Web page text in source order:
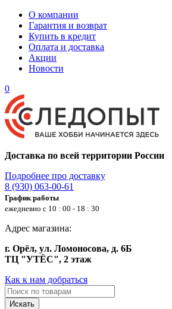
О компании
Гарантия и возврат
Купить в кредит
Оплата и доставка
Акции
Новости
0
Доставка по всей территории России
Подробнее про доставку
8 (930) 063-00-61
График работы
ежедневно с 10 : 00 - 18 : 30
Адрес магазина:
г. Орёл, ул. Ломоносова, д. 6Б
ТЦ "УТЁС", 2 этаж
Как к нам добраться
Искать